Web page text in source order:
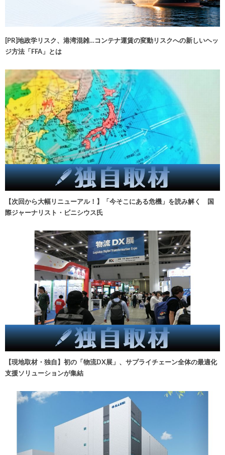
[PR]地政学リスク、港湾混雑…コンテナ運賃の変動リスクへの新しいヘッ
ジ方法「FFA」とは
【次回から大幅リニューアル！】「今そこにある危機」を読み解く 国
際ジャーナリスト・ビニシウス氏
【現地取材・独自】初の「物流DX展」、サプライチェーン全体の最適化
支援ソリューションが集結